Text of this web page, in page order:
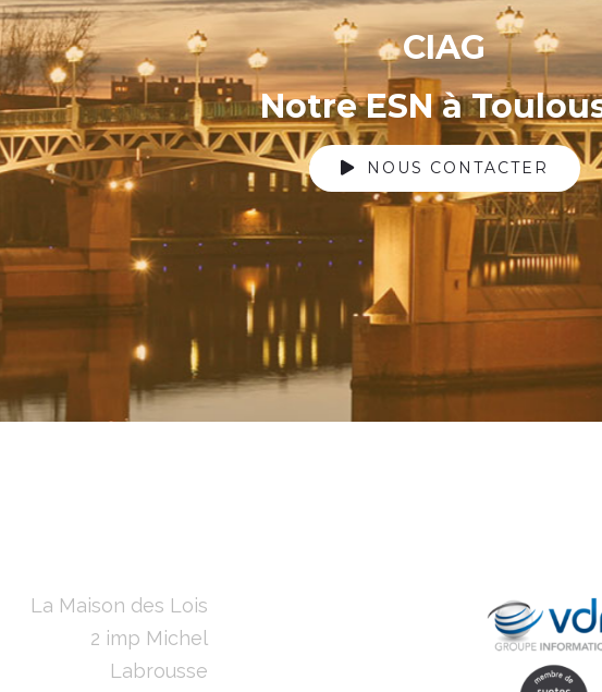
CIAG
Notre ESN à
NOUS CONTACTER
La Maison des Lois
2 imp Michel
Labrousse